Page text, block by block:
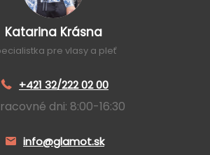
Katarina Krásna
pre vlasy a pleť
+421 32/222 02 00
dni: 8:00-16:30
info@glamot.sk